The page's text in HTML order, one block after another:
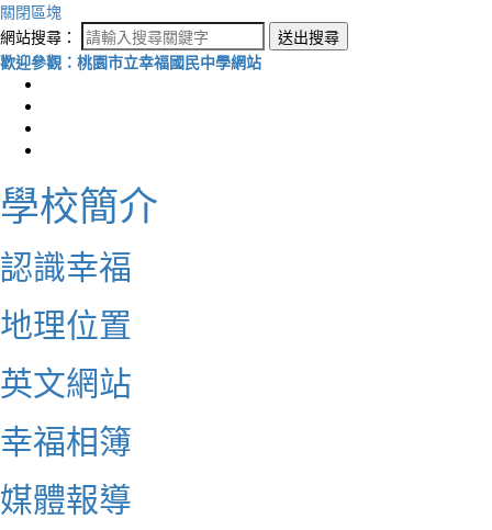
關閉區塊
網站搜尋：
送出搜尋
歡迎參觀：桃園市立幸福國民中學網站
學校簡介
認識幸福
地理位置
英文網站
幸福相簿
媒體報導